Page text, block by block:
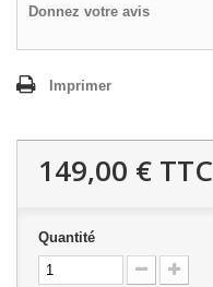
Donnez votre avis
Imprimer
149,00 € TTC
Quantité